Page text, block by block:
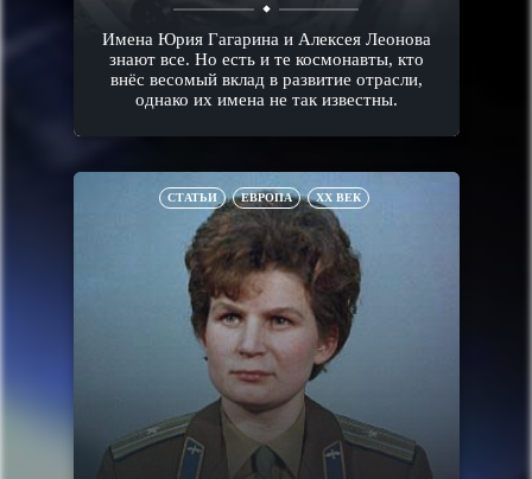
Имена Юрия Гагарина и Алексея Леонова
знают все. Но есть и те космонавты, кто
внёс весомый вклад в развитие отрасли,
однако их имена не так известны.
СТАТЬИ ЕВРОПА XX ВЕК